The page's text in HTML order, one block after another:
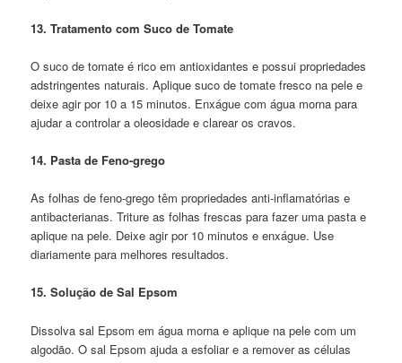
13. Tratamento com Suco de Tomate
O suco de tomate é rico em antioxidantes e possui propriedades
adstringentes naturais. Aplique suco de tomate fresco na pele e
deixe agir por 10 a 15 minutos. Enxágue com água morna para
ajudar a controlar a oleosidade e clarear os cravos.
14. Pasta de Feno-grego
As folhas de feno-grego têm propriedades anti-inflamatórias e
antibacterianas. Triture as folhas frescas para fazer uma pasta e
aplique na pele. Deixe agir por 10 minutos e enxágue. Use
diariamente para melhores resultados.
15. Solução de Sal Epsom
Dissolva sal Epsom em água morna e aplique na pele com um
algodão. O sal Epsom ajuda a esfoliar e a remover as células